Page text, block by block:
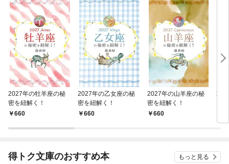
2027年の牡羊座の秘
密を紐解く！
660
2027年の乙女座の秘
密を紐解く！
660
2027年の山羊座の秘
密を紐解く！
660
得トク文庫のおすすめ本 もっと見る